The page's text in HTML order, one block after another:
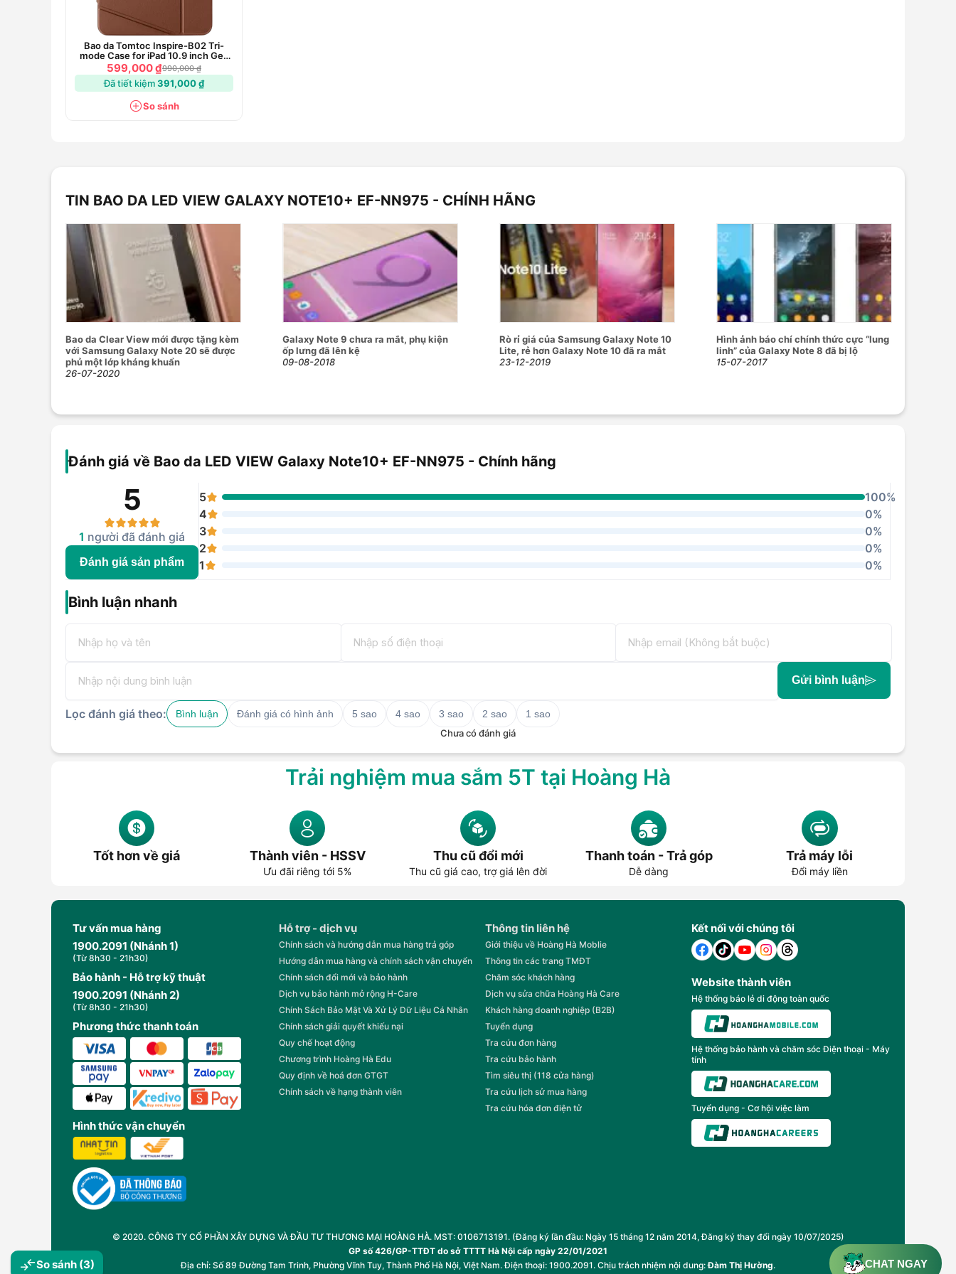
Bao da Tomtoc Inspire-B02 Tri-
mode Case for iPad 10.9 inch Gen
10
599,000 ₫990,000 ₫
Đã tiết kiệm391,000 ₫
So sánh
TIN BAO DA LED VIEW GALAXY NOTE10+ EF-NN975 - CHÍNH HÃNG
Bao da Clear View mới được tặng kèm
với Samsung Galaxy Note 20 sẽ được
phủ một lớp kháng khuẩn
26-07-2020
Galaxy Note 9 chưa ra mắt, phụ kiện
ốp lưng đã lên kệ
09-08-2018
Rò rỉ giá của Samsung Galaxy Note 10
Lite, rẻ hơn Galaxy Note 10 đã ra mắt
23-12-2019
Hình ảnh báo chí chính thức cực “lung
linh” của Galaxy Note 8 đã bị lộ
15-07-2017
So sánh (3)
Đánh giá về Bao da LED VIEW Galaxy Note10+ EF-NN975 - Chính hãng
5
1 người đã đánh giá
Đánh giá sản phẩm
5
100%
4
0%
3
0%
2
0%
1
0%
Bình luận nhanh
Gửi bình luận
Lọc đánh giá theo: Bình luận Đánh giá có hình ảnh 5 sao 4 sao 3 sao 2 sao
1 sao
Chưa có đánh giá
Trải nghiệm mua sắm 5T tại Hoàng Hà
Tốt hơn về giá Thành viên - HSSV
Ưu đãi riêng tới 5%
Thu cũ đổi mới
Thu cũ giá cao, trợ giá lên đời
Thanh toán - Trả góp
Dễ dàng
Trả máy lỗi
Đổi máy liền
CHAT NGAY
Tư vấn mua hàng
1900.2091 (Nhánh 1)
(Từ 8h30 - 21h30)
Bảo hành - Hỗ trợ kỹ thuật
1900.2091 (Nhánh 2)
(Từ 8h30 - 21h30)
Phương thức thanh toán
Hình thức vận chuyển
Hỗ trợ - dịch vụ
Chính sách và hướng dẫn mua hàng trả góp
Hướng dẫn mua hàng và chính sách vận chuyển
Chính sách đổi mới và bảo hành
Dịch vụ bảo hành mở rộng H-Care
Chính Sách Bảo Mật Và Xử Lý Dữ Liệu Cá Nhân
Chính sách giải quyết khiếu nại
Quy chế hoạt động
Chương trình Hoàng Hà Edu
Quy định về hoá đơn GTGT
Chính sách về hạng thành viên
Thông tin liên hệ
Giới thiệu về Hoàng Hà Moblie
Thông tin các trang TMĐT
Chăm sóc khách hàng
Dịch vụ sửa chữa Hoàng Hà Care
Khách hàng doanh nghiệp (B2B)
Tuyển dụng
Tra cứu đơn hàng
Tra cứu bảo hành
Tìm siêu thị (118 cửa hàng)
Tra cứu lịch sử mua hàng
Tra cứu hóa đơn điện tử
Kết nối với chúng tôi
Website thành viên
Hệ thống báo lẻ di động toàn quốc
Hệ thống bảo hành và chăm sóc Điện thoại - Máy
tính
Tuyển dụng - Cơ hội việc làm
© 2020. CÔNG TY CỔ PHẦN XÂY DỰNG VÀ ĐẦU TƯ THƯƠNG MẠI HOÀNG HÀ. MST: 0106713191. (Đăng ký lần đầu: Ngày 15 tháng 12 năm 2014, Đăng ký thay đổi ngày 10/07/2025)
GP số 426/GP-TTĐT do sở TTTT Hà Nội cấp ngày 22/01/2021
Địa chỉ: Số 89 Đường Tam Trinh, Phường Vĩnh Tuy, Thành Phố Hà Nội, Việt Nam. Điện thoại: 1900.2091. Chịu trách nhiệm nội dung:Đàm Thị Hường.